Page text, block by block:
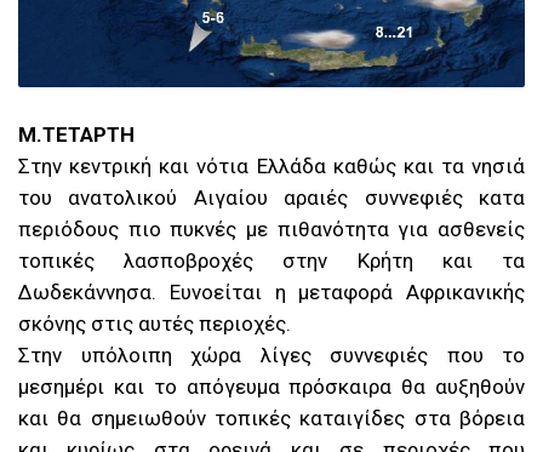
Μ.ΤΕΤΑΡΤΗ
Στην κεντρική και νότια Ελλάδα καθώς και τα νησιά
του ανατολικού Αιγαίου αραιές συννεφιές κατα
περιόδους πιο πυκνές με πιθανότητα για ασθενείς
τοπικές λασποβροχές στην Κρήτη και τα
Δωδεκάννησα. Ευνοείται η μεταφορά Αφρικανικής
σκόνης στις αυτές περιοχές.
Στην υπόλοιπη χώρα λίγες συννεφιές που το
μεσημέρι και το απόγευμα πρόσκαιρα θα αυξηθούν
και θα σημειωθούν τοπικές καταιγίδες στα βόρεια